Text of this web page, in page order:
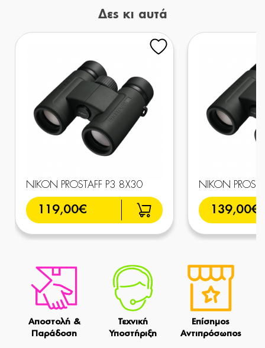
Δες κι αυτά
NIKON PROSTAFF P3 8X30
119,00€
NIKON
139,00€
Αποστολή &
Παράδοση
Τεχνική
Υποστήριξη
Επίσημος
Αντιπρόσωπος